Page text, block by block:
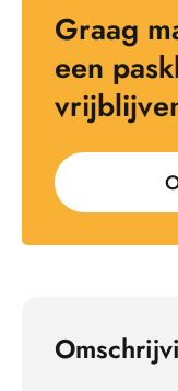
Graag
een